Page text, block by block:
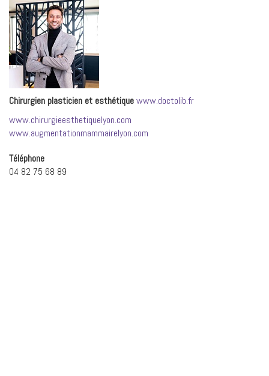
Chirurgien plasticien et esthétiquewww.doctolib.fr
www.chirurgieesthetiquelyon.com
www.augmentationmammairelyon.com
Téléphone
04 82 75 68 89